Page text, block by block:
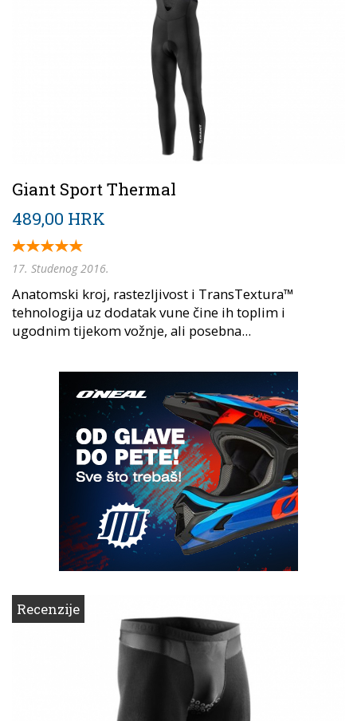
Giant Sport Thermal
489,00 HRK
17. Studenog 2016.
Anatomski kroj, rastezljivost i TransTextura™
tehnologija uz dodatak vune čine ih toplim i
ugodnim tijekom vožnje, ali posebna...
Recenzije